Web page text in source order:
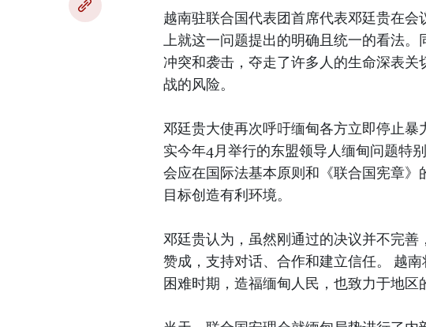
越南驻联合国代表团首席代表邓廷贵在
上就这一问题提出的明确且统一的看法
冲突和袭击，夺走了许多人的生命深表
战的风险。
邓廷贵大使再次呼吁缅甸各方立即停止
实今年4月举行的东盟领导人缅甸问题特
会应在国际法基本原则和《联合国宪章
目标创造有利环境。
邓廷贵认为，虽然刚通过的决议并不完
赞成，支持对话、合作和建立信任。 越
困难时期，造福缅甸人民，也致力于地区